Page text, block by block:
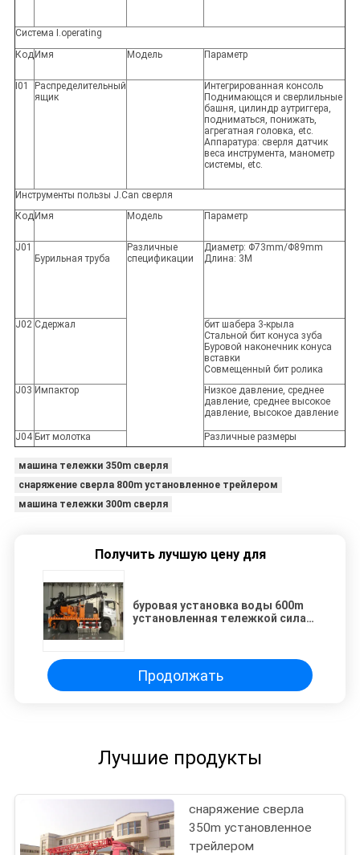
Система I.operating
Код Имя Модель Параметр
I01
Распределительный
ящик
Интегрированная консоль
Поднимающся и сверлильные
башня, цилиндр аутриггера,
подниматься, понижать,
агрегатная головка, etc.
Аппаратура: сверля датчик
веса инструмента, манометр
системы, etc.
Инструменты пользы J.Can сверля
Код Имя Модель Параметр
J01
Бурильная труба
Различные
спецификации
Диаметр: Φ73mm/Φ89mm
Длина: 3M
J02 Сдержал
бит шабера 3-крыла
Стальной бит конуса зуба
Буровой наконечник конуса
вставки
Совмещенный бит ролика
J03 Импактор
Низкое давление, среднее
давление, среднее высокое
давление, высокое давление
J04 Бит молотка Различные размеры
машина тележки 350m сверля
снаряжение сверла 800m установленное трейлером
машина тележки 300m сверля
Получить лучшую цену для
буровая установка воды 600m
установленная тележкой сила
Продолжать
Лучшие продукты
снаряжение сверла
350m установленное
трейлером